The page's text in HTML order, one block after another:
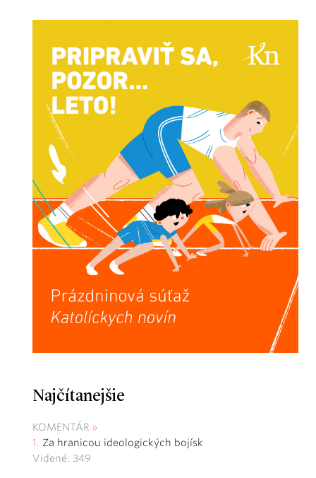
Najčítanejšie
KOMENTÁR
Za hranicou ideologických bojísk
Videné: 349